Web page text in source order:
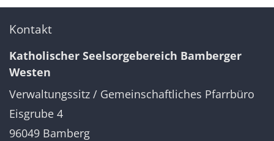
Kontakt
Katholischer Seelsorgebereich Bamberger
Westen
Verwaltungssitz / Gemeinschaftliches Pfarrbüro
Eisgrube 4
96049 Bamberg